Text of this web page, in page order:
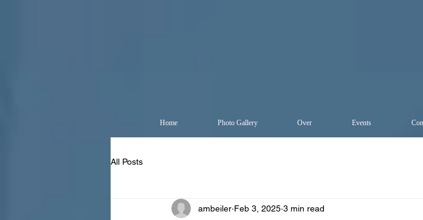
Home Photo Gallery Over Events
All Posts
ambeiler Feb 3, 2025 3 min read